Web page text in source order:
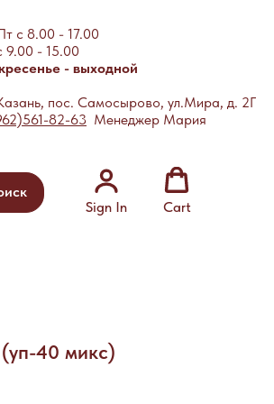
с 8.00 - 17.00
9.00 - 15.00
- выходной
пос. Самосырово, ул.Мира, д. 2Г
82-63 Менеджер Мария
Sign In
Cart
40 микс)